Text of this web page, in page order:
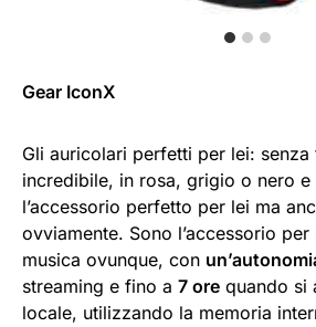
Gear IconX
Gli auricolari perfetti per lei:
incredibile, in rosa, grigio o nero e
l’accessorio perfetto per lei ma
ovviamente. Sono l’accessorio
musica ovunque, con
streaming e fino a 7 ore quando si
locale, utilizzando la memoria